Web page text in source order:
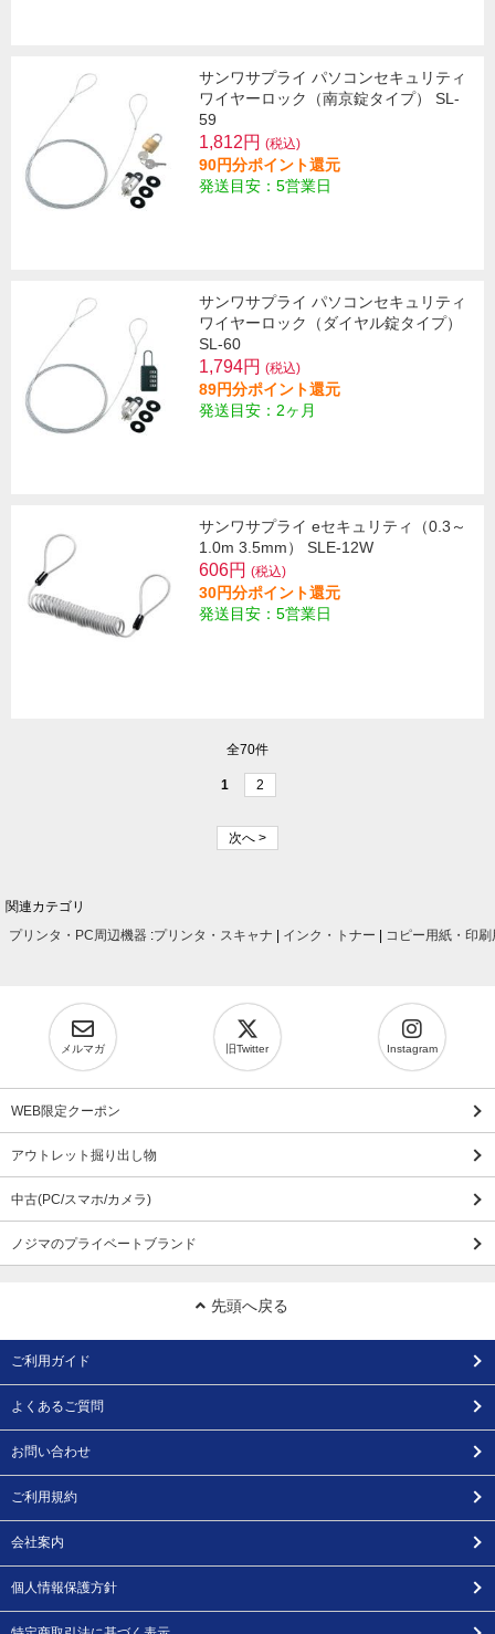
サンワサプライ パソコンセキュリティ
ワイヤーロック（南京錠タイプ） SL-
59
1,812円 (税込)
90円分ポイント還元
発送目安：5営業日
サンワサプライ パソコンセキュリティ
ワイヤーロック（ダイヤル錠タイプ）
SL-60
1,794円 (税込)
89円分ポイント還元
発送目安：2ヶ月
サンワサプライ eセキュリティ（0.3～
1.0m 3.5mm） SLE-12W
606円 (税込)
30円分ポイント還元
発送目安：5営業日
全70件
1 2
次へ >
関連カテゴリ
プリンタ・PC周辺機器 :プリンタ・スキャナ インク・トナー コピー用紙・印刷
メルマガ 旧Twitter Instagram
WEB限定クーポン
アウトレット掘り出し物
中古(PC/スマホ/カメラ)
ノジマのプライベートブランド
先頭へ戻る
ご利用ガイド
よくあるご質問
お問い合わせ
ご利用規約
会社案内
個人情報保護方針